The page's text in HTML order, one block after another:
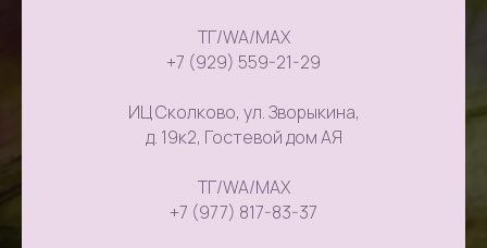
ТГ/WA/MAX
+7 (929) 559-21-29
ИЦ Сколково, ул. Зворыкина,
д. 19к2, Гостевой дом АЯ
ТГ/WA/MAX
+7 (977) 817-83-37